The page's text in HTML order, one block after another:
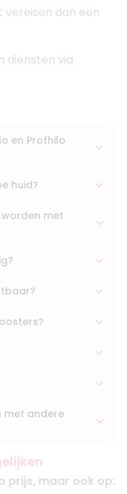
dan een
diensten via
en Profhilo
huid?
met
met andere
prijs, maar ook op: